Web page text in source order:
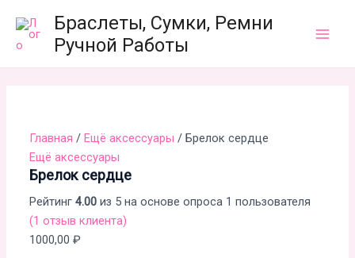
содержимому
Браслеты, Сумки, Ремни
Ручной Работы
Главная /Ещё аксессуары / Брелок сердце
Ещё аксессуары
Брелок сердце
Рейтинг4.00 из 5 на основе опроса 1 пользователя
(1 отзыв клиента)
1000,00₽
товара
Брелок
сердце